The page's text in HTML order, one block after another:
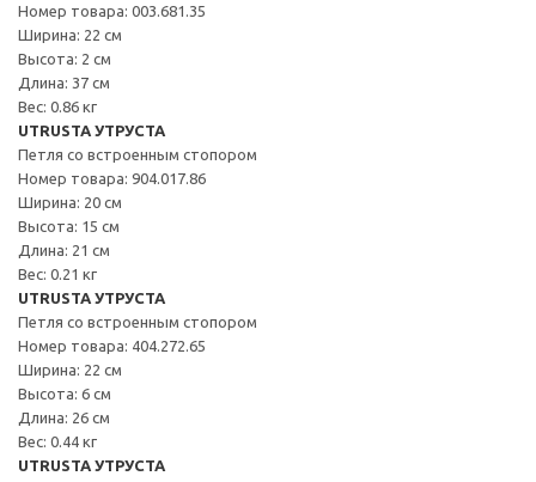
Номер товара: 003.681.35
Ширина: 22 см
Высота: 2 см
Длина: 37 см
Вес: 0.86 кг
UTRUSTA УТРУСТА
Петля со встроенным стопором
Номер товара: 904.017.86
Ширина: 20 см
Высота: 15 см
Длина: 21 см
Вес: 0.21 кг
UTRUSTA УТРУСТА
Петля со встроенным стопором
Номер товара: 404.272.65
Ширина: 22 см
Высота: 6 см
Длина: 26 см
Вес: 0.44 кг
UTRUSTA УТРУСТА